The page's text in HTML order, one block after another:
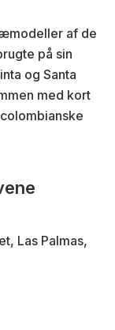
af de
på sin
og Santa
med kort